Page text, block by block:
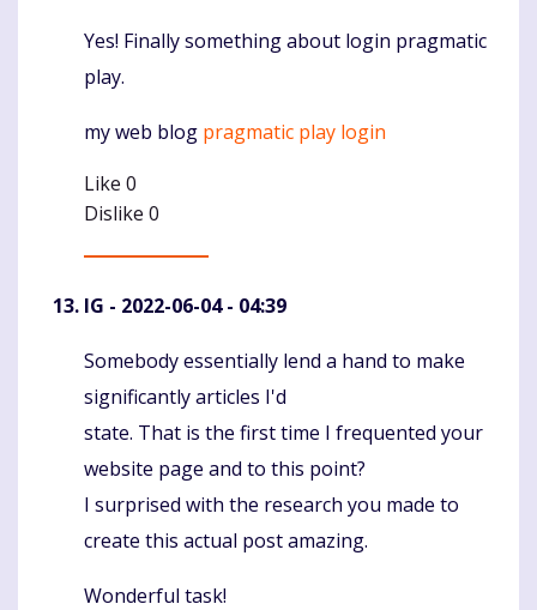
Komentaras
Yes! Finally something about login pragmatic
play.
my web blog pragmatic play login
Like 0
Dislike 0
IG - 2022-06-04 - 04:39
Komentaras
Somebody essentially lend a hand to make
significantly articles I'd
state. That is the first time I frequented your
website page and to this point?
I surprised with the research you made to
create this actual post amazing.
Wonderful task!